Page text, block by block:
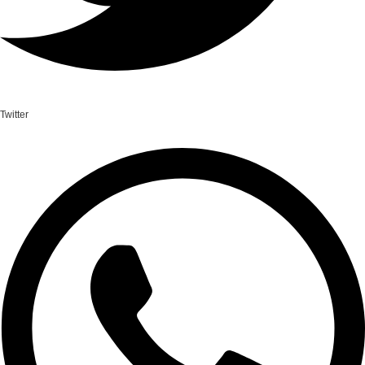
Twitter